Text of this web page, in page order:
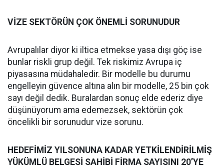
VİZE SEKTÖRÜN ÇOK ÖNEMLİ SORUNUDUR
Avrupalılar diyor ki iltica etmekse yasa dışı göç ise
bunlar riskli grup değil. Tek riskimiz Avrupa iç
piyasasına müdahaledir. Bir modelle bu durumu
engelleyin güvence altına alın bir modelle, 25 bin çok
sayı değil dedik. Buralardan sonuç elde ederiz diye
düşünüyorum ama edemezsek, sektörün çok
öncelikli bir sorunudur vize sorunu.
HEDEFİMİZ YILSONUNA KADAR YETKİLENDİRİLMİŞ
YÜKÜMLÜ BELGESİ SAHİBİ FİRMA SAYISINI 20’YE